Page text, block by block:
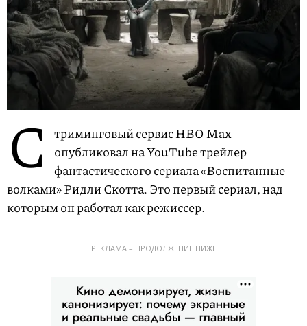
С
триминговый сервис HBO Max
опубликовал на YouTube трейлер
фантастического сериала «Воспитанные
волками» Ридли Скотта. Это первый сериал, над
которым он работал как режиссер.
РЕКЛАМА – ПРОДОЛЖЕНИЕ НИЖЕ